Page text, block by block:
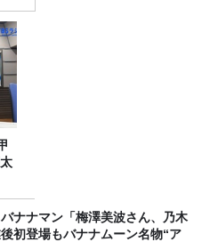
初登場もバナナムーン名物“ア